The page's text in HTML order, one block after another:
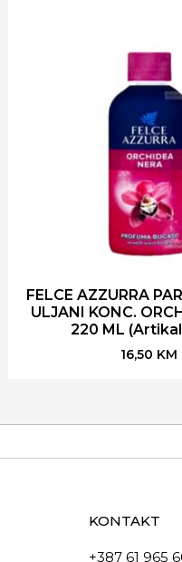
FELCE AZZURRA
ULJANI KONC.
220 ML
16,50 KM
KONTAKT
+387 61 965